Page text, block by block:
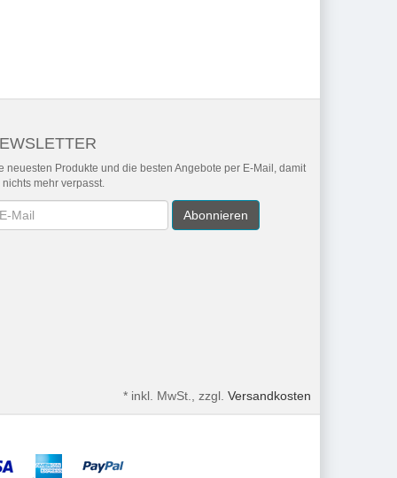
neuesten Produkte und die besten Angebote per E-Mail, damit
nichts mehr verpasst.
Abonnieren
* inkl. MwSt., zzgl. Versandkosten